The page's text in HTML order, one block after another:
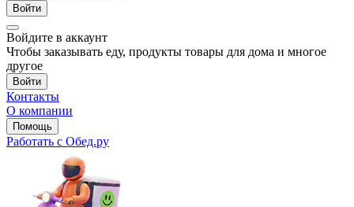
Войти
Войдите в аккаунт
Чтобы заказывать еду, продукты товары для дома и многое
другое
Войти
Контакты
О компании
Помощь
Работать с Обед.ру